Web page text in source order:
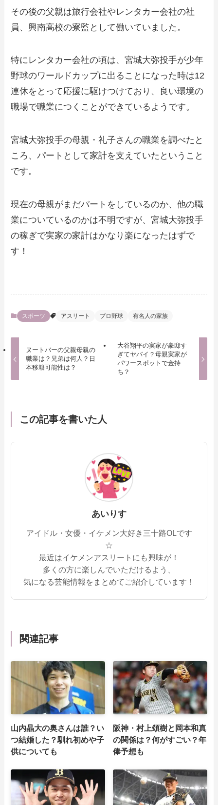
その後の父親は旅行会社やレンタカー会社の社
員、興南高校の寮監として働いていました。
特にレンタカー会社の頃は、宮城大弥投手が少年
野球のワールドカップに出ることになった時は12
連休をとって応援に駆けつけており、良い環境の
職場で職業につくことができているようです。
宮城大弥投手の母親・礼子さんの職業を調べたと
ころ、パートとして家計を支えていたということ
です。
現在の母親がまだパートをしているのか、他の職
業についているのかは不明ですが、宮城大弥投手
の稼ぎで実家の家計はかなり楽になったはずで
す！
スポーツ アスリート プロ野球 有名人の家族
ヌートバーの父親母親の
職業は？兄弟は何人？日
本移籍可能性は？
大谷翔平の実家が豪邸す
ぎてヤバイ？母親実家が
パワースポットで金持
ち？
この記事を書いた人
あいりす
アイドル・女優・イケメン大好き三十路OLです
☆
最近はイケメンアスリートにも興味が！
多くの方に楽しんでいただけるよう、
気になる芸能情報をまとめてご紹介しています！
関連記事
山内晶大の奥さんは誰？い
つ結婚した？馴れ初めや子
供についても
阪神・村上頌樹と岡本和真
の関係は？何がすごい？年
俸予想も